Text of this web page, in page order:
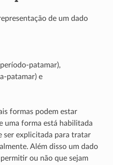
de um dado
patamar),
patamar) e
formas podem estar
uma forma está habilitada
ser explicitada para tratar
Além disso um dado
ou não que sejam